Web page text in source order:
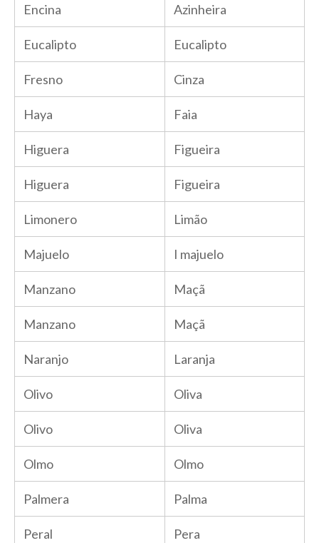
Encina Azinheira
Eucalipto Eucalipto
Fresno Cinza
Haya Faia
Higuera Figueira
Higuera Figueira
Limonero Limão
Majuelo I majuelo
Manzano Maçã
Manzano Maçã
Naranjo Laranja
Olivo Oliva
Olivo Oliva
Olmo Olmo
Palmera Palma
Peral Pera